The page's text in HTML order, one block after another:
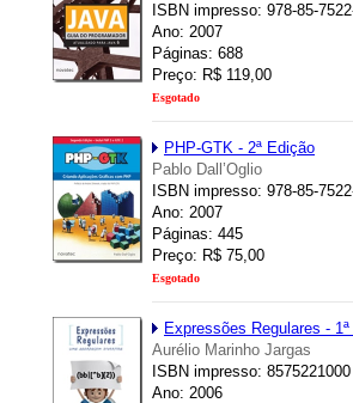
ISBN impresso: 978-85-
Ano: 2007
Páginas: 688
Preço: R$ 119,00
Esgotado
PHP-GTK - 2ª Edição
Pablo Dall’Oglio
ISBN impresso: 978-85-
Ano: 2007
Páginas: 445
Preço: R$ 75,00
Esgotado
Expressões Regulares -
Aurélio Marinho Jargas
ISBN impresso: 8575221000
Ano: 2006